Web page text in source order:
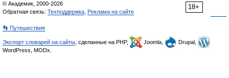
18+
© Академик, 2000-2026
Обратная связь: Техподдержка Реклама на сайте
👣 Путешествия
Экспорт словарей на сайты , сделанные на PHP, Joomla,
Drupal,
WordPress, MODx.